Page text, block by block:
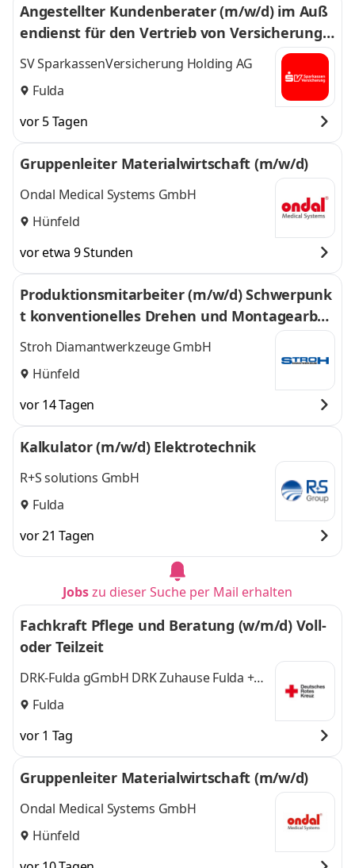
Angestellter Kundenberater (m/w/d) im Auß
endienst für den Vertrieb von Versicherunge
n in der Region Fulda und Umgebung
SV SparkassenVersicherung Holding AG
Fulda
vor 5 Tagen
Gruppenleiter Materialwirtschaft (m/w/d)
Ondal Medical Systems GmbH
Hünfeld
vor etwa 9 Stunden
Produktionsmitarbeiter (m/w/d) Schwerpunk
t konventionelles Drehen und Montagearbei
ten
Stroh Diamantwerkzeuge GmbH
Hünfeld
vor 14 Tagen
Kalkulator (m/w/d) Elektrotechnik
R+S solutions GmbH
Fulda
vor 21 Tagen
Jobszu dieser Suche per Mail erhalten
Fachkraft Pflege und Beratung (w/m/d) Voll-
oder Teilzeit
DRK-Fulda gGmbH DRK Zuhause Fulda +
Neuhof
Fulda
vor 1 Tag
Gruppenleiter Materialwirtschaft (m/w/d)
Ondal Medical Systems GmbH
Hünfeld